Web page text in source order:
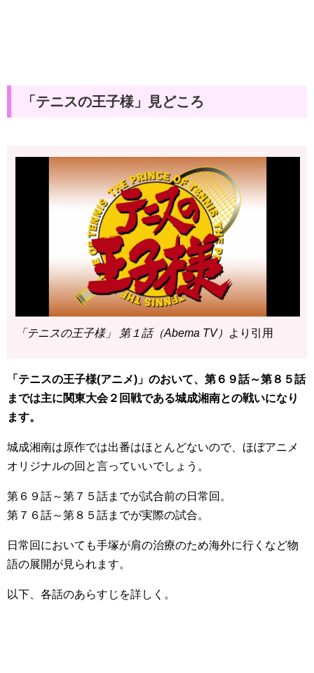
「テニスの王子様」見どころ
「テニスの王子様」 第１話（Abema TV） より引用
「テニスの王子様(アニメ)」のおいて、第６９話～第８５話
までは主に関東大会２回戦である城成湘南との戦いになり
ます。
城成湘南は原作では出番はほとんどないので、ほぼアニメ
オリジナルの回と言っていいでしょう。
第６９話～第７５話までが試合前の日常回。
第７６話～第８５話までが実際の試合。
日常回においても手塚が肩の治療のため海外に行くなど物
語の展開が見られます。
以下、各話のあらすじを詳しく。